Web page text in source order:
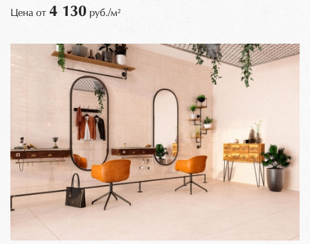
Цена от 4 130 руб./м²